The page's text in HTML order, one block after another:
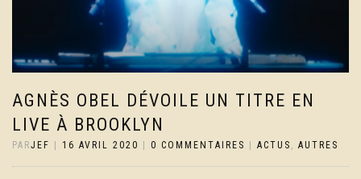
AGNÈS OBEL DÉVOILE UN TITRE EN
LIVE À BROOKLYN
PARJEF 16 AVRIL 2020 0 COMMENTAIRES ACTUS , AUTRES